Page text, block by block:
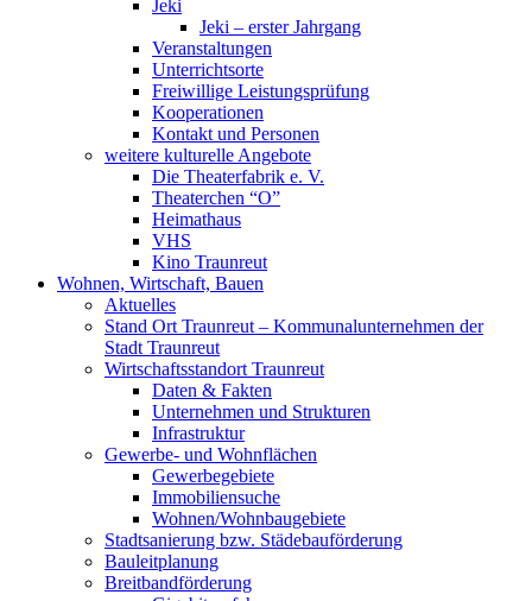
Jeki
Jeki – erster Jahrgang
Veranstaltungen
Unterrichtsorte
Freiwillige Leistungsprüfung
Kooperationen
Kontakt und Personen
weitere kulturelle Angebote
Die Theaterfabrik e. V.
Theaterchen “O”
Heimathaus
VHS
Kino Traunreut
Wohnen, Wirtschaft, Bauen
Aktuelles
Stand Ort Traunreut – Kommunalunternehmen der
Stadt Traunreut
Wirtschaftsstandort Traunreut
Daten & Fakten
Unternehmen und Strukturen
Infrastruktur
Gewerbe- und Wohnflächen
Gewerbegebiete
Immobiliensuche
Wohnen/Wohnbaugebiete
Stadtsanierung bzw. Städebauförderung
Bauleitplanung
Breitbandförderung